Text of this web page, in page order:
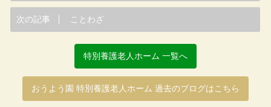
次の記事 ことわざ
特別養護老人ホーム 一覧へ
おうよう園 特別養護老人ホーム 過去のブログはこちら